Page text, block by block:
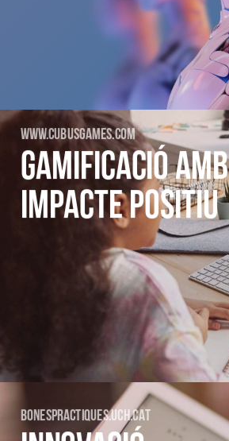
WWW.CUBUSGAMES.COM
GAMIFICACIÓ AMB
IMPACTE POSITIU
BONESPRACTIQUES.UCH.CAT